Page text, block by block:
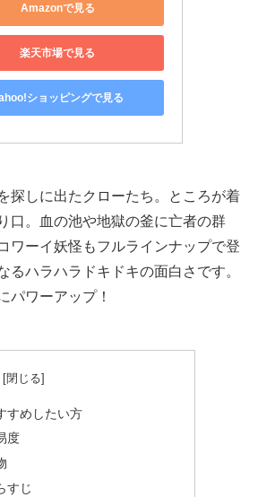
Amazonで見る
楽天市場で見る
ショッピングで見る
探しに出たクローたち。ところが着
口。血の池や地獄の釜に亡者の群
ワーイ妖怪もフルラインナップで登
るハラハラドキドキの面白さです。
パワーアップ！
すめしたい方
度
すじ